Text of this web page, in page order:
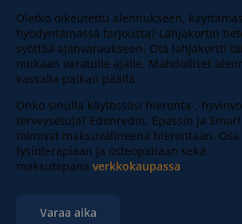
Oletko oikeutettu alennukseen,
hyödyntämässä tarjousta? Lahjakortin
syöttää ajanvaraukseen. Ota lahjakortti
mukaan varatulle ajalle. Mahdolliset
kassalla paikan päällä.
Onko sinulla käytössäsi hieronta-,
terveysetuja? Edenredin, Epassin ja
toimivat maksuvälineenä hierontaan.
fysioterapiaan ja osteopatiaan sekä
maksutapana verkkokaupassa.
Varaa aika